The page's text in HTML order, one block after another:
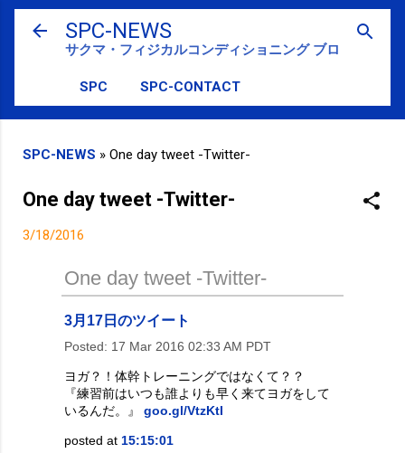
スキップしてメイン コンテンツに移動
SPC-NEWS
サクマ・フィジカルコンディショニング ブログ
SPC SPC-CONTACT
SPC-NEWS » One day tweet -Twitter-
One day tweet -Twitter-
3/18/2016
One day tweet -Twitter-
3月17日のツイート
Posted: 17 Mar 2016 02:33 AM PDT
ヨガ？！体幹トレーニングではなくて？？
『練習前はいつも誰よりも早く来てヨガをして
いるんだ。』 goo.gl/VtzKtI
posted at 15:15:01